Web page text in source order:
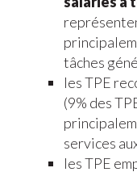
tâches
les TPE
(9% des
services
les TPE